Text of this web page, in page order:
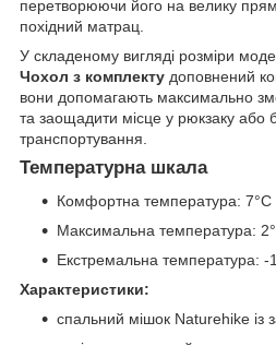
перетворюючи його на велику
похідний матрац.
У складеному вигляді розміри
Чохол з комплекту доповнений
вони допомагають максимально
та заощадити місце у рюкзаку або
транспортування.
Температурна шкала
Комфортна температура: 7°C
Максимальна температура:
Екстремальна температура: -
Характеристики:
спальний мішок Naturehike із